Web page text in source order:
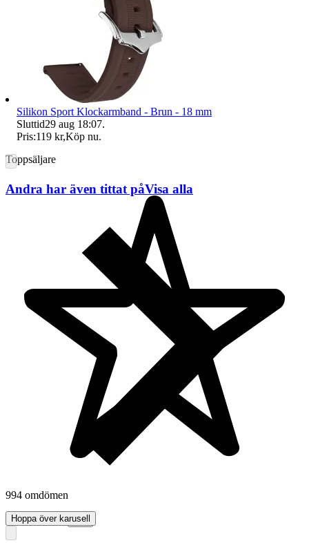
Toppsäljare
994 omdömen
Läs omdömen Följ
Silikon Sport Klockarmband - Brun - 18 mm
Sluttid29 aug 18:07.
Pris:119 kr,Köp nu.
Andra har även tittat påVisa alla
Hoppa över karusell